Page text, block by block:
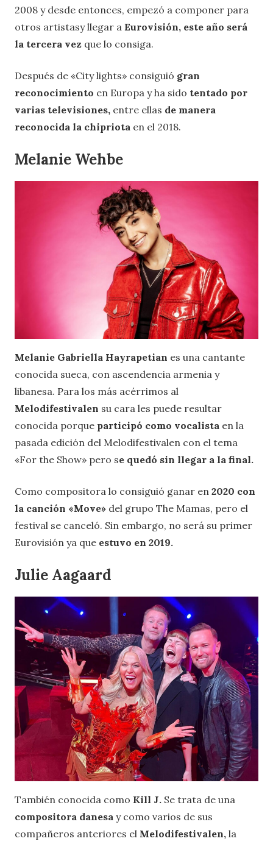
2008 y desde entonces, empezó a componer para
otros artistasy llegar a Eurovisión, este año será
la tercera vez que lo consiga.
Después de «City lights» consiguió gran
reconocimiento en Europa y ha sido tentado por
varias televisiones, entre ellas de manera
reconocida la chipriota en el 2018.
Melanie Wehbe
Melanie Gabriella Hayrapetian es una cantante
conocida sueca, con ascendencia armenia y
libanesa. Para los más acérrimos al
Melodifestivalen su cara les puede resultar
conocida porque participó como vocalista en la
pasada edición del Melodifestivalen con el tema
«For the Show» pero se quedó sin llegar a la final.
Como compositora lo consiguió ganar en 2020 con
la canción «Move» del grupo The Mamas, pero el
festival se canceló. Sin embargo, no será su primer
Eurovisión ya que estuvo en 2019.
Julie Aagaard
También conocida como Kill J. Se trata de una
compositora danesa y como varios de sus
compañeros anteriores el Melodifestivalen, la